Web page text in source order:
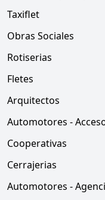
Taxiflet
Obras Sociales
Rotiserias
Fletes
Arquitectos
Automotores -
Cooperativas
Cerrajerias
Automotores -